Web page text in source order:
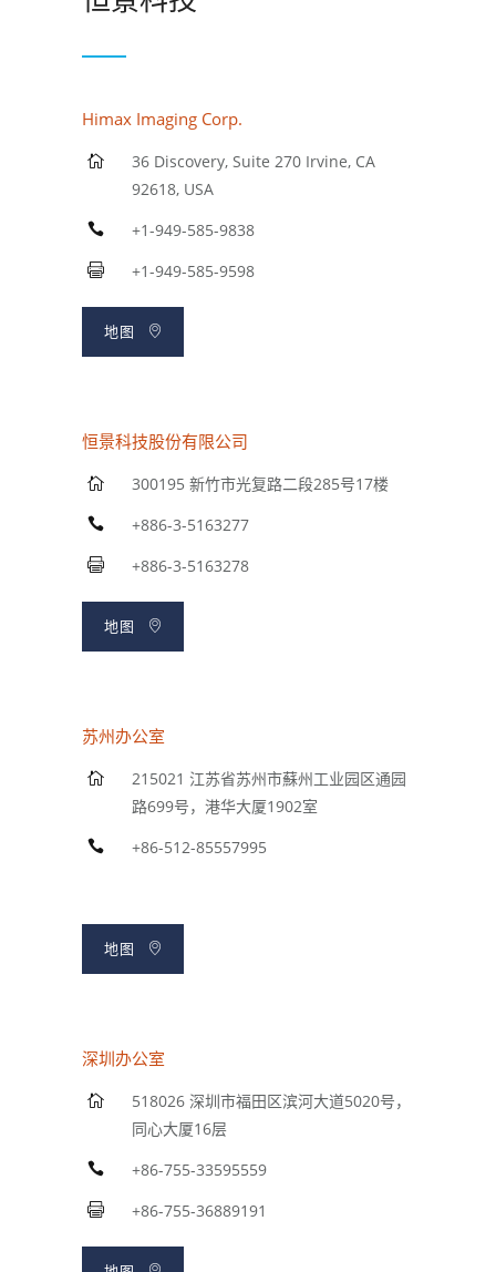
Himax Imaging Corp.
36 Discovery, Suite 270 Irvine, CA
92618, USA
+1-949-585-9838
+1-949-585-9598
地图
恒景科技股份有限公司
300195 新竹市光复路二段285号17楼
+886-3-5163277
+886-3-5163278
地图
苏州办公室
215021 江苏省苏州市蘇州工业园区通园
路699号，港华大厦1902室
+86-512-85557995
地图
深圳办公室
518026 深圳市福田区滨河大道5020号，
同心大厦16层
+86-755-33595559
+86-755-36889191